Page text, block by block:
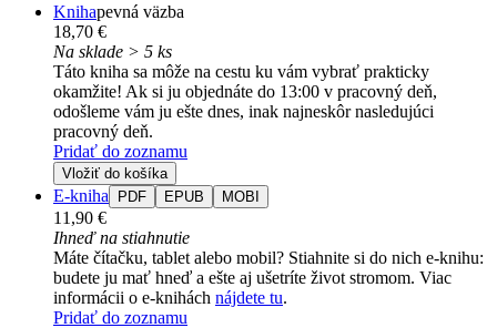
Knihapevná väzba
18,70 €
Na sklade > 5 ks
Táto kniha sa môže na cestu ku vám vybrať prakticky
okamžite! Ak si ju objednáte do 13:00 v pracovný deň,
odošleme vám ju ešte dnes, inak najneskôr nasledujúci
pracovný deň.
Pridať do zoznamu
Vložiť do košíka
E-kniha PDF EPUB MOBI
11,90 €
Ihneď na stiahnutie
Máte čítačku, tablet alebo mobil? Stiahnite si do nich e-knihu:
budete ju mať hneď a ešte aj ušetríte život stromom. Viac
informácii o e-knihách nájdete tu.
Pridať do zoznamu